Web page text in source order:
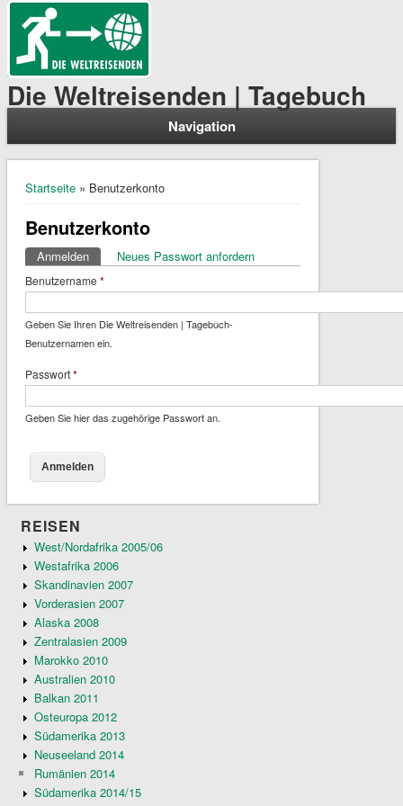
Die Weltreisenden | Tagebuch
Navigation
Sie sind hier
Startseite» Benutzerkonto
Benutzerkonto
Haupt-Reiter
Anmelden(aktiver Reiter)
Neues Passwort anfordern
Benutzername*
Geben Sie Ihren Die Weltreisenden | Tagebuch-
Benutzernamen ein.
Passwort*
Geben Sie hier das zugehörige Passwort an.
REISEN
West/Nordafrika 2005/06
Westafrika 2006
Skandinavien 2007
Vorderasien 2007
Alaska 2008
Zentralasien 2009
Marokko 2010
Australien 2010
Balkan 2011
Osteuropa 2012
Südamerika 2013
Neuseeland 2014
Rumänien 2014
Südamerika 2014/15